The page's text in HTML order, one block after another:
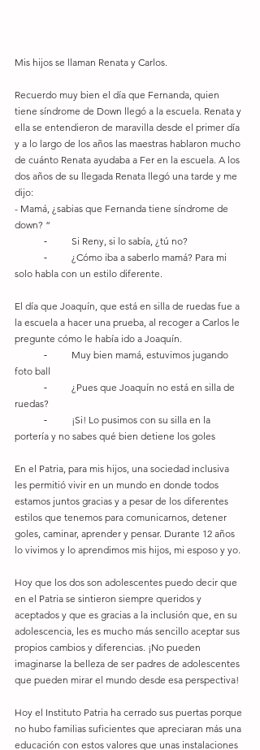
Mis hijos se llaman Renata y Carlos.
Recuerdo muy bien el día que Fernanda, quien
tiene síndrome de Down llegó a la escuela. Renata y
ella se entendieron de maravilla desde el primer día
y a lo largo de los años las maestras hablaron mucho
de cuánto Renata ayudaba a Fer en la escuela. A los
dos años de su llegada Renata llegó una tarde y me
dijo:
- Mamá, ¿sabias que Fernanda tiene síndrome de
down? “
            ⁃          Si Reny, si lo sabía, ¿tú no?
solo habla con un estilo diferente.
El día que Joaquín, que está en silla de ruedas fue a
la escuela a hacer una prueba, al recoger a Carlos le
pregunte cómo le había ido a Joaquín.
foto ball
ruedas?
portería y no sabes qué bien detiene los goles
En el Patria, para mis hijos, una sociedad inclusiva
les permitió vivir en un mundo en donde todos
estamos juntos gracias y a pesar de los diferentes
estilos que tenemos para comunicarnos, detener
goles, caminar, aprender y pensar. Durante 12 años
lo vivimos y lo aprendimos mis hijos, mi esposo y yo.
Hoy que los dos son adolescentes puedo decir que
en el Patria se sintieron siempre queridos y
aceptados y que es gracias a la inclusión que, en su
adolescencia, les es mucho más sencillo aceptar sus
propios cambios y diferencias. ¡No pueden
imaginarse la belleza de ser padres de adolescentes
que pueden mirar el mundo desde esa perspectiva!
Hoy el Instituto Patria ha cerrado sus puertas porque
no hubo familias suficientes que apreciaran más una
educación con estos valores que unas instalaciones